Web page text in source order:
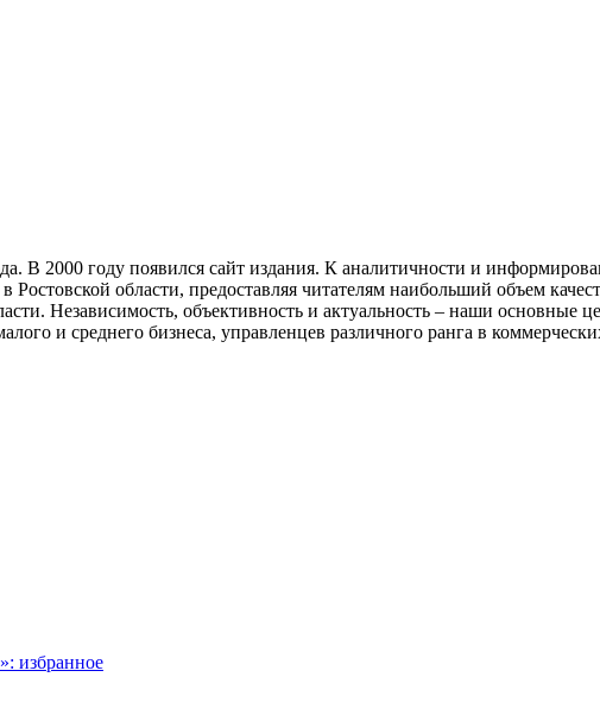
В 2000 году появился сайт издания. К аналитичности и
области, предоставляя читателям наибольший объем
Независимость, объективность и актуальность – наши основные
и среднего бизнеса, управленцев различного ранга в
избранное